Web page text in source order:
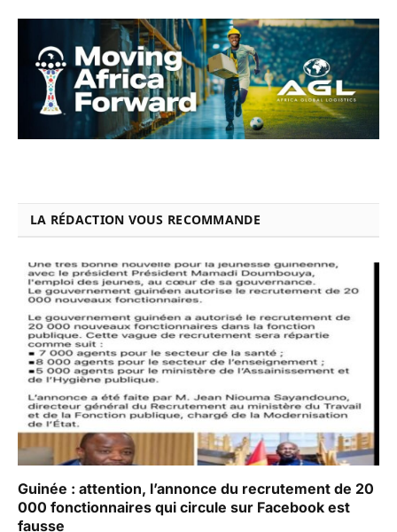
LA RÉDACTION VOUS RECOMMANDE
Guinée : attention, l’annonce du recrutement de 20
000 fonctionnaires qui circule sur Facebook est
fausse